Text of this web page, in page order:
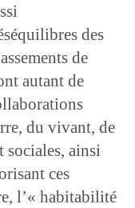
des
de
autant de
du vivant, de
sociales, ainsi
ces
l’« habitabilité